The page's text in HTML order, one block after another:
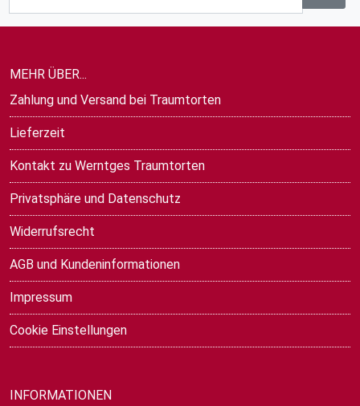
MEHR ÜBER...
Zahlung und Versand bei Traumtorten
Lieferzeit
Kontakt zu Werntges Traumtorten
Privatsphäre und Datenschutz
Widerrufsrecht
AGB und Kundeninformationen
Impressum
Cookie Einstellungen
INFORMATIONEN